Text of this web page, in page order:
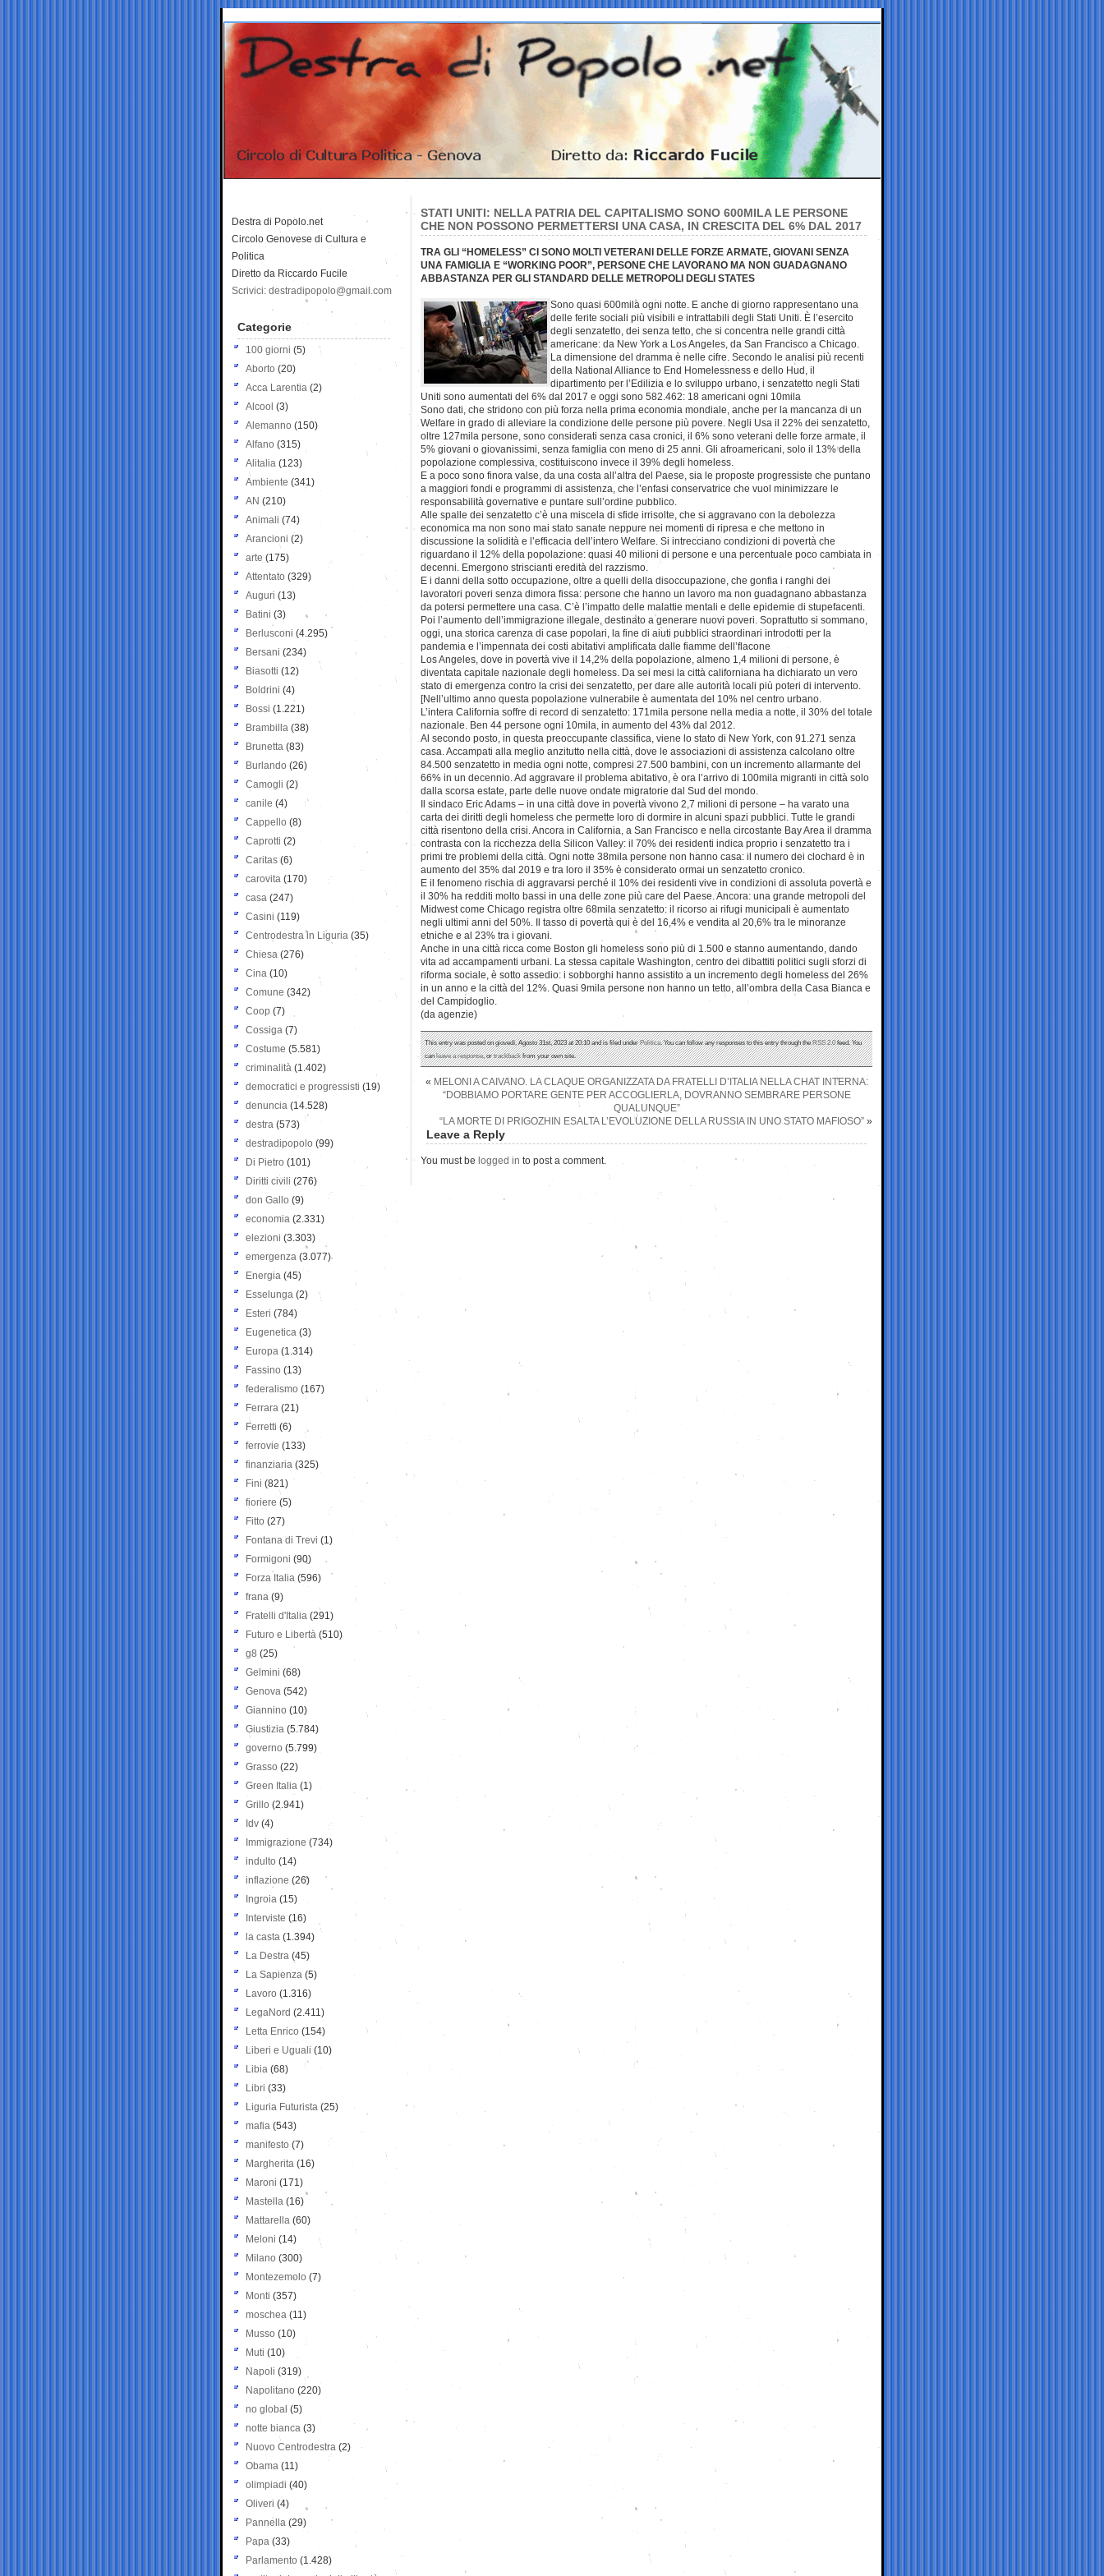
STATI UNITI: NELLA PATRIA DEL CAPITALISMO SONO 600MILA LE PERSONE
CHE NON POSSONO PERMETTERSI UNA CASA, IN CRESCITA DEL 6% DAL 2017
TRA GLI “HOMELESS” CI SONO MOLTI VETERANI DELLE FORZE ARMATE, GIOVANI SENZA
UNA FAMIGLIA E “WORKING POOR”, PERSONE CHE LAVORANO MA NON GUADAGNANO
ABBASTANZA PER GLI STANDARD DELLE METROPOLI DEGLI STATES
Sono quasi 600mila ogni notte. E anche di giorno rappresentano una
delle ferite sociali più visibili e intrattabili degli Stati Uniti. È l’esercito
degli senzatetto, dei senza tetto, che si concentra nelle grandi città
americane: da New York a Los Angeles, da San Francisco a Chicago.
La dimensione del dramma è nelle cifre. Secondo le analisi più recenti
della National Alliance to End Homelessness e dello Hud, il
dipartimento per l’Edilizia e lo sviluppo urbano, i senzatetto negli Stati
Uniti sono aumentati del 6% dal 2017 e oggi sono 582.462: 18 americani ogni 10mila
Sono dati, che stridono con più forza nella prima economia mondiale, anche per la mancanza di un
Welfare in grado di alleviare la condizione delle persone più povere. Negli Usa il 22% dei senzatetto,
oltre 127mila persone, sono considerati senza casa cronici, il 6% sono veterani delle forze armate, il
5% giovani o giovanissimi, senza famiglia con meno di 25 anni. Gli afroamericani, solo il 13% della
popolazione complessiva, costituiscono invece il 39% degli homeless.
E a poco sono finora valse, da una costa all’altra del Paese, sia le proposte progressiste che puntano
a maggiori fondi e programmi di assistenza, che l’enfasi conservatrice che vuol minimizzare le
responsabilità governative e puntare sull’ordine pubblico.
Alle spalle dei senzatetto c’è una miscela di sfide irrisolte, che si aggravano con la debolezza
economica ma non sono mai stato sanate neppure nei momenti di ripresa e che mettono in
discussione la solidità e l’efficacia dell’intero Welfare. Si intrecciano condizioni di povertà che
riguardano il 12% della popolazione: quasi 40 milioni di persone e una percentuale poco cambiata in
decenni. Emergono striscianti eredità del razzismo.
E i danni della sotto occupazione, oltre a quelli della disoccupazione, che gonfia i ranghi dei
lavoratori poveri senza dimora fissa: persone che hanno un lavoro ma non guadagnano abbastanza
da potersi permettere una casa. C’è l’impatto delle malattie mentali e delle epidemie di stupefacenti.
Poi l’aumento dell’immigrazione illegale, destinato a generare nuovi poveri. Soprattutto si sommano,
oggi, una storica carenza di case popolari, la fine di aiuti pubblici straordinari introdotti per la
pandemia e l’impennata dei costi abitativi amplificata dalle fiamme dell’flacone
Los Angeles, dove in povertà vive il 14,2% della popolazione, almeno 1,4 milioni di persone, è
diventata capitale nazionale degli homeless. Da sei mesi la città californiana ha dichiarato un vero
stato di emergenza contro la crisi dei senzatetto, per dare alle autorità locali più poteri di intervento.
[Nell’ultimo anno questa popolazione vulnerabile è aumentata del 10% nel centro urbano.
L’intera California soffre di record di senzatetto: 171mila persone nella media a notte, il 30% del totale
nazionale. Ben 44 persone ogni 10mila, in aumento del 43% dal 2012.
Al secondo posto, in questa preoccupante classifica, viene lo stato di New York, con 91.271 senza
casa. Accampati alla meglio anzitutto nella città, dove le associazioni di assistenza calcolano oltre
84.500 senzatetto in media ogni notte, compresi 27.500 bambini, con un incremento allarmante del
66% in un decennio. Ad aggravare il problema abitativo, è ora l’arrivo di 100mila migranti in città solo
dalla scorsa estate, parte delle nuove ondate migratorie dal Sud del mondo.
Il sindaco Eric Adams – in una città dove in povertà vivono 2,7 milioni di persone – ha varato una
carta dei diritti degli homeless che permette loro di dormire in alcuni spazi pubblici. Tutte le grandi
città risentono della crisi. Ancora in California, a San Francisco e nella circostante Bay Area il dramma
contrasta con la ricchezza della Silicon Valley: il 70% dei residenti indica proprio i senzatetto tra i
primi tre problemi della città. Ogni notte 38mila persone non hanno casa: il numero dei clochard è in
aumento del 35% dal 2019 e tra loro il 35% è considerato ormai un senzatetto cronico.
E il fenomeno rischia di aggravarsi perché il 10% dei residenti vive in condizioni di assoluta povertà e
il 30% ha redditi molto bassi in una delle zone più care del Paese. Ancora: una grande metropoli del
Midwest come Chicago registra oltre 68mila senzatetto: il ricorso ai rifugi municipali è aumentato
negli ultimi anni del 50%. Il tasso di povertà qui è del 16,4% e vendita al 20,6% tra le minoranze
etniche e al 23% tra i giovani.
Anche in una città ricca come Boston gli homeless sono più di 1.500 e stanno aumentando, dando
vita ad accampamenti urbani. La stessa capitale Washington, centro dei dibattiti politici sugli sforzi di
riforma sociale, è sotto assedio: i sobborghi hanno assistito a un incremento degli homeless del 26%
in un anno e la città del 12%. Quasi 9mila persone non hanno un tetto, all’ombra della Casa Bianca e
del Campidoglio.
(da agenzie)
This entry was posted on giovedì, Agosto 31st, 2023 at 20:10 and is filed underPolitica. You can follow any responses to this entry through theRSS 2.0feed. You
canleave a response, ortrackbackfrom your own site.
« MELONI A CAIVANO. LA CLAQUE ORGANIZZATA DA FRATELLI D’ITALIA NELLA CHAT INTERNA:
“DOBBIAMO PORTARE GENTE PER ACCOGLIERLA, DOVRANNO SEMBRARE PERSONE
QUALUNQUE”
“LA MORTE DI PRIGOZHIN ESALTA L’EVOLUZIONE DELLA RUSSIA IN UNO STATO MAFIOSO” »
Leave a Reply
You must be logged in to post a comment.
Destra di Popolo.net
Circolo Genovese di Cultura e
Politica
Diretto da Riccardo Fucile
Scrivici: destradipopolo@gmail.com
Categorie
100 giorni (5)
Aborto (20)
Acca Larentia (2)
Alcool (3)
Alemanno (150)
Alfano (315)
Alitalia (123)
Ambiente (341)
AN (210)
Animali (74)
Arancioni (2)
arte (175)
Attentato (329)
Auguri (13)
Batini (3)
Berlusconi (4.295)
Bersani (234)
Biasotti (12)
Boldrini (4)
Bossi (1.221)
Brambilla (38)
Brunetta (83)
Burlando (26)
Camogli (2)
canile (4)
Cappello (8)
Caprotti (2)
Caritas (6)
carovita (170)
casa (247)
Casini (119)
Centrodestra in Liguria (35)
Chiesa (276)
Cina (10)
Comune (342)
Coop (7)
Cossiga (7)
Costume (5.581)
criminalità (1.402)
democratici e progressisti (19)
denuncia (14.528)
destra (573)
destradipopolo (99)
Di Pietro (101)
Diritti civili (276)
don Gallo (9)
economia (2.331)
elezioni (3.303)
emergenza (3.077)
Energia (45)
Esselunga (2)
Esteri (784)
Eugenetica (3)
Europa (1.314)
Fassino (13)
federalismo (167)
Ferrara (21)
Ferretti (6)
ferrovie (133)
finanziaria (325)
Fini (821)
fioriere (5)
Fitto (27)
Fontana di Trevi (1)
Formigoni (90)
Forza Italia (596)
frana (9)
Fratelli d'Italia (291)
Futuro e Libertà (510)
g8 (25)
Gelmini (68)
Genova (542)
Giannino (10)
Giustizia (5.784)
governo (5.799)
Grasso (22)
Green Italia (1)
Grillo (2.941)
Idv (4)
Immigrazione (734)
indulto (14)
inflazione (26)
Ingroia (15)
Interviste (16)
la casta (1.394)
La Destra (45)
La Sapienza (5)
Lavoro (1.316)
LegaNord (2.411)
Letta Enrico (154)
Liberi e Uguali (10)
Libia (68)
Libri (33)
Liguria Futurista (25)
mafia (543)
manifesto (7)
Margherita (16)
Maroni (171)
Mastella (16)
Mattarella (60)
Meloni (14)
Milano (300)
Montezemolo (7)
Monti (357)
moschea (11)
Musso (10)
Muti (10)
Napoli (319)
Napolitano (220)
no global (5)
notte bianca (3)
Nuovo Centrodestra (2)
Obama (11)
olimpiadi (40)
Oliveri (4)
Pannella (29)
Papa (33)
Parlamento (1.428)